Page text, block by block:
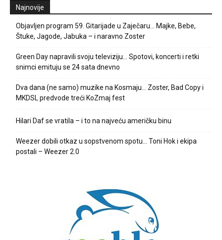
Najnovije
Objavljen program 59. Gitarijade u Zaječaru… Majke, Bebe,
Štuke, Jagode, Jabuka – i naravno Zoster
Green Day napravili svoju televiziju… Spotovi, koncerti i retki
snimci emituju se 24 sata dnevno
Dva dana (ne samo) muzike na Kosmaju… Zoster, Bad Copy i
MKDSL predvode treći KoZmaj fest
Hilari Daf se vratila – i to na najveću američku binu
Weezer dobili otkaz u sopstvenom spotu… Toni Hok i ekipa
postali – Weezer 2.0